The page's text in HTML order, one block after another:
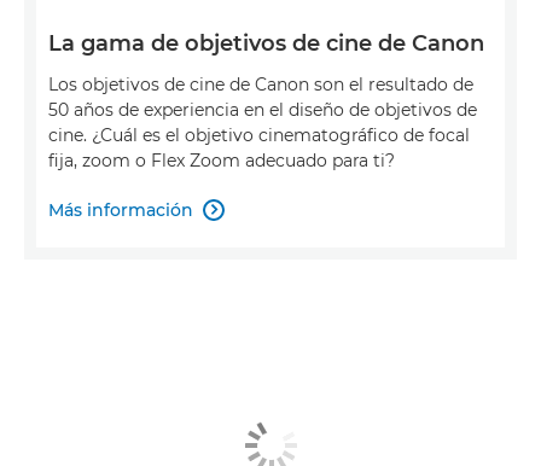
La gama de objetivos de cine de Canon
Los objetivos de cine de Canon son el resultado de
50 años de experiencia en el diseño de objetivos de
cine. ¿Cuál es el objetivo cinematográfico de focal
fija, zoom o Flex Zoom adecuado para ti?
Más información 